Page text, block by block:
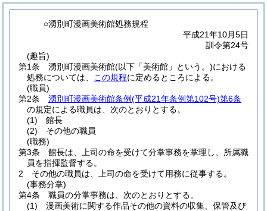
○湧別町漫画美術館処務規程
平成21年10月5日
訓令第24号
(趣旨)
第1条
湧別町漫画美術館(以下「美術館」という。)における
処務については、
この規程に定めるところによる。
(職員)
第2条
湧別町漫画美術館条例(平成21年条例第102号)第6条
の規定による職員は、次のとおりとする。
(1)
館長
(2)
その他の職員
(職務)
第3条
館長は、上司の命を受けて分掌事務を掌理し、所属職
員を指揮監督する。
2
その他の職員は、上司の命を受けて用務に従事する。
(事務分掌)
第4条
職員の分掌事務は、次のとおりとする。
(1)
漫画美術に関する作品その他の資料の収集、保管及び